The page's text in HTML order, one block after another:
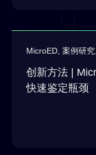
MicroED 案例研究
创新方法 |
快速鉴定瓶颈